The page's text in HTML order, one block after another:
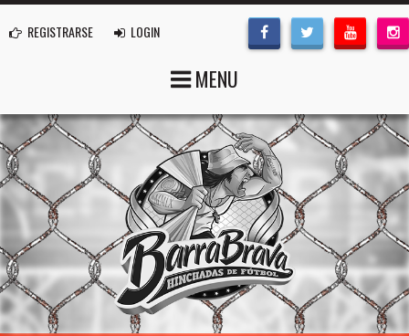
REGISTRARSE LOGIN
MENU